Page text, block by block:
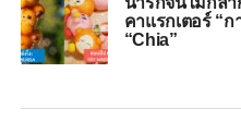
คาแรกเตอร์ “
“Chia”